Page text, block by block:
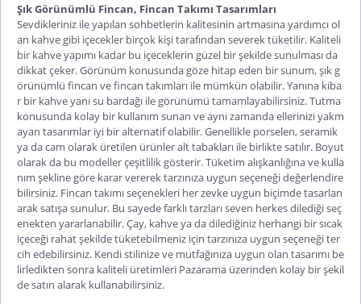
Şık Görünümlü Fincan, Fincan Takımı Tasarımları
Sevdikleriniz ile yapılan sohbetlerin kalitesinin artmasına yardımcı ol
an kahve gibi içecekler birçok kişi tarafından severek tüketilir. Kaliteli
bir kahve yapımı kadar bu içeceklerin güzel bir şekilde sunulması da
dikkat çeker. Görünüm konusunda göze hitap eden bir sunum, şık g
örünümlü fincan ve fincan takımları ile mümkün olabilir. Yanına kiba
r bir kahve yanı su bardağı ile görünümü tamamlayabilirsiniz. Tutma
konusunda kolay bir kullanım sunan ve aynı zamanda ellerinizi yakm
ayan tasarımlar iyi bir alternatif olabilir. Genellikle porselen, seramik
ya da cam olarak üretilen ürünler alt tabakları ile birlikte satılır. Boyut
olarak da bu modeller çeşitlilik gösterir. Tüketim alışkanlığına ve kulla
nım şekline göre karar vererek tarzınıza uygun seçeneği değerlendire
bilirsiniz. Fincan takımıseçenekleri her zevke uygun biçimde tasarlan
arak satışa sunulur. Bu sayede farklı tarzları seven herkes dilediği seç
enekten yararlanabilir. Çay, kahve ya da dilediğiniz herhangi bir sıcak
içeceği rahat şekilde tüketebilmeniz için tarzınıza uygun seçeneği ter
cih edebilirsiniz. Kendi stilinize ve mutfağınıza uygun olan tasarımı be
lirledikten sonra kaliteli üretimleri Pazarama üzerinden kolay bir şekil
de satın alarak kullanabilirsiniz.